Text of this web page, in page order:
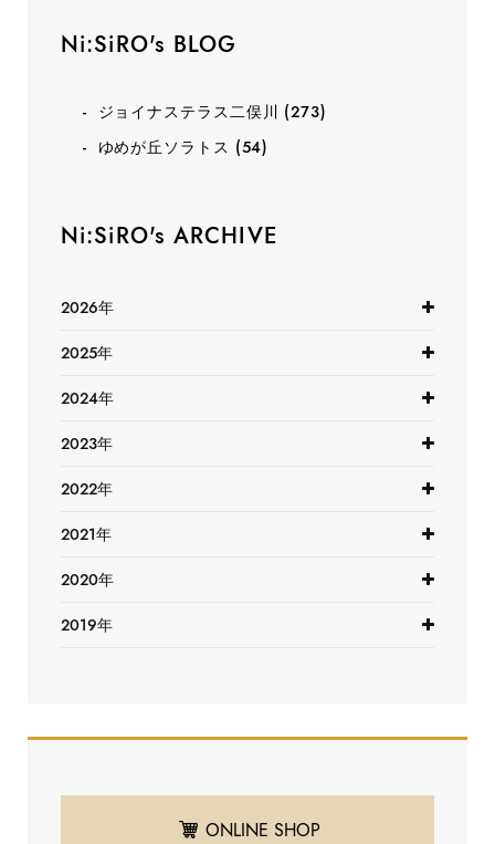
Ni:SiRO's BLOG
ジョイナステラス二俣川 (273)
ゆめが丘ソラトス (54)
Ni:SiRO's ARCHIVE
2026年
2025年
2024年
2023年
2022年
2021年
2020年
2019年
ONLINE SHOP